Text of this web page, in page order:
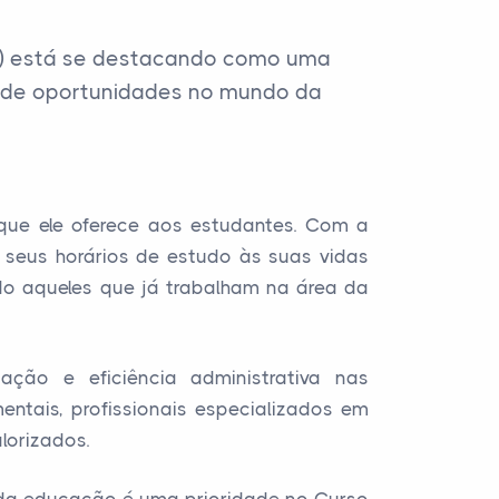
está se destacando como uma
oportunidades no mundo da
ele oferece aos estudantes. Com a
horários de estudo às suas vidas
aqueles que já trabalham na área da
e eficiência administrativa nas
profissionais especializados em